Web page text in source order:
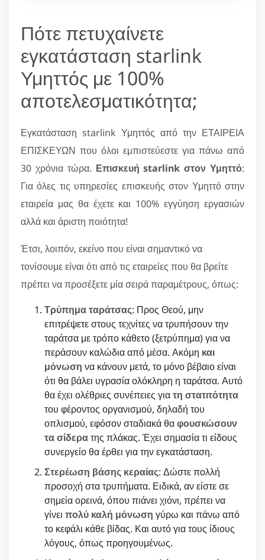
Πότε πετυχαίνετε
εγκατάσταση starlink
Υμηττός με 100%
αποτελεσματικότητα;
Εγκατάσταση starlink Υμηττός από την ΕΤΑΙΡΕΙΑ
ΕΠΙΣΚΕΥΩΝ που όλοι εμπιστεύεστε για πάνω από
30 χρόνια τώρα. Επισκευή starlink στον Υμηττό:
Για όλες τις υπηρεσίες επισκευής στον Υμηττό στην
εταιρεία μας θα έχετε και 100% εγγύηση εργασιών
αλλά και άριστη ποιότητα!
Έτσι, λοιπόν, εκείνο που είναι σημαντικό να
τονίσουμε είναι ότι από τις εταιρείες που θα βρείτε
πρέπει να προσέξετε μία σειρά παραμέτρους, όπως:
Τρύπημα ταράτσας: Προς Θεού, μην
επιτρέψετε στους τεχνίτες να τρυπήσουν την
ταράτσα με τρόπο κάθετο (ξετρύπημα) για να
περάσουν καλώδια από μέσα. Ακόμη και
μόνωση να κάνουν μετά, το μόνο βέβαιο είναι
ότι θα βάλει υγρασία ολόκληρη η ταράτσα. Αυτό
θα έχει ολέθριες συνέπειες γιατη στατιτότητα
του φέροντος οργανισμού, δηλαδή του
οπλισμού, εφόσον σταδιακά θαφουσκώσουν
τα σίδερατης πλάκας. Έχει σημασία τι είδους
συνεργείο θα έρθει για την εγκατάσταση.
Στερέωση βάσης κεραίας: Δώστε πολλή
προσοχή στα τρυπήματα. Ειδικά, αν είστε σε
σημεία ορεινά, όπου πιάνει χιόνι, πρέπει να
γίνει πολύ καλή μόνωση γύρω και πάνω από
το κεφάλι κάθε βίδας. Και αυτό για τους ίδιους
λόγους, όπως προηγουμένως.